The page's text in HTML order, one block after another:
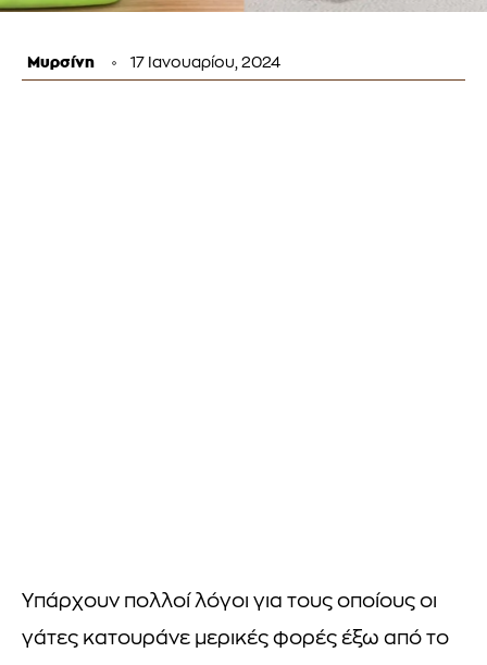
Μυρσίνη 17 Ιανουαρίου, 2024
Υπάρχουν πολλοί λόγοι για τους οποίους οι
γάτες κατουράνε μερικές φορές έξω από το